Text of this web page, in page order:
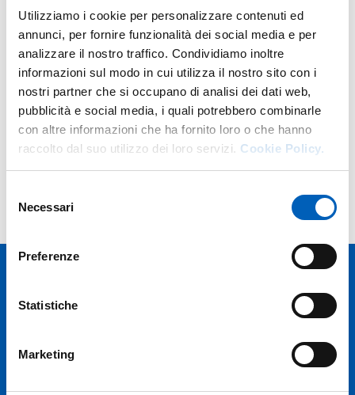
Utilizziamo i cookie per personalizzare contenuti ed
annunci, per fornire funzionalità dei social media e per
analizzare il nostro traffico. Condividiamo inoltre
informazioni sul modo in cui utilizza il nostro sito con i
nostri partner che si occupano di analisi dei dati web,
pubblicità e social media, i quali potrebbero combinarle
con altre informazioni che ha fornito loro o che hanno
raccolto dal suo utilizzo dei loro servizi. Cookie Policy.
delNecessari
Preferenze
Statistiche
Marketing
Search for an organization
Search